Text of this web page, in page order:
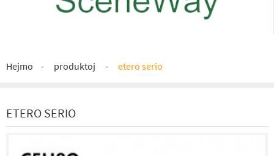
Hejmo produktoj etero serio
ETERO SERIO